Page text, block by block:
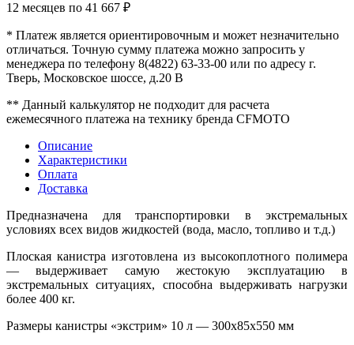
12 месяцев по 41 667 ₽
* Платеж является ориентировочным и может незначительно
отличаться. Точную сумму платежа можно запросить у
менеджера по телефону 8(4822) 63-33-00 или по адресу г.
Тверь, Московское шоссе, д.20 В
** Данный калькулятор не подходит для расчета
ежемесячного платежа на технику бренда CFMOTO
Описание
Характеристики
Оплата
Доставка
Предназначена для транспортировки в экстремальных
условиях всех видов жидкостей (вода, масло, топливо и т.д.)
Плоская канистра изготовлена из высокоплотного полимера
— выдерживает самую жестокую эксплуатацию в
экстремальных ситуациях, способна выдерживать нагрузки
более 400 кг.
Размеры канистры «экстрим» 10 л — 300х85х550 мм